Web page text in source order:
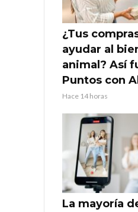
¿Tus
ayudar al
animal? Así
Puntos con
Hace 14 horas
La mayoría